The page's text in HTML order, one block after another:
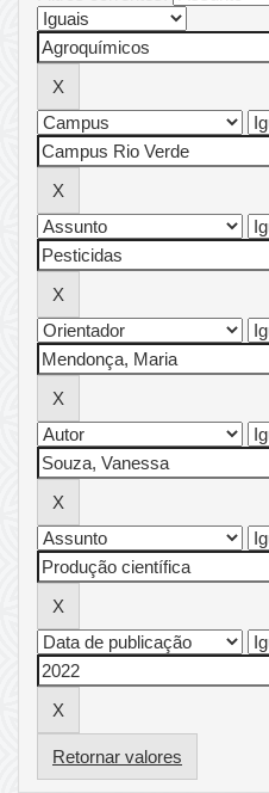
Retornar valores